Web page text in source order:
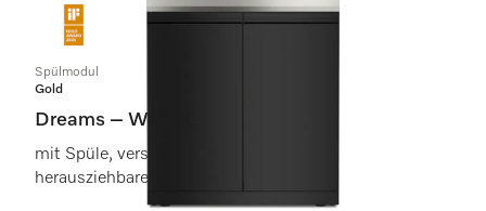
2 Produkte
Spülmodul
Gold
Dreams – Wash L
mit Spüle, versenkbarer Armatur und
herausziehbarem Abfallsystem.